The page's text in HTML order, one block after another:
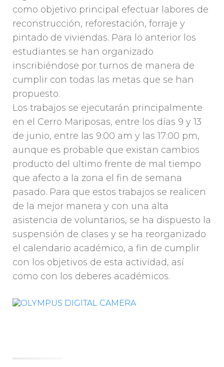
como objetivo principal efectuar labores de
reconstrucción, reforestación, forraje y
pintado de viviendas. Para lo anterior los
estudiantes se han organizado
inscribiéndose por turnos de manera de
cumplir con todas las metas que se han
propuesto.
Los trabajos se ejecutarán principalmente
en el Cerro Mariposas, entre los días 9 y 13
de junio, entre las 9:00 am y las 17:00 pm,
aunque es probable que existan cambios
producto del ultimo frente de mal tiempo
que afecto a la zona el fin de semana
pasado. Para que estos trabajos se realicen
de la mejor manera y con una alta
asistencia de voluntarios, se ha dispuesto la
suspensión de clases y se ha reorganizado
el calendario académico, a fin de cumplir
con los objetivos de esta actividad, así
como con los deberes académicos.